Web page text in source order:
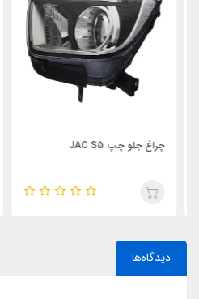
چراغ جلو چپ JAC S5
دیدگاه‌ها